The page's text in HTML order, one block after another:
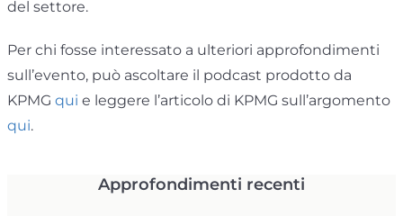
del settore.
Per chi fosse interessato a ulteriori approfondimenti
sull’evento, può ascoltare il podcast prodotto da
KPMG qui e leggere l’articolo di KPMG sull’argomento
qui.
Approfondimenti recenti